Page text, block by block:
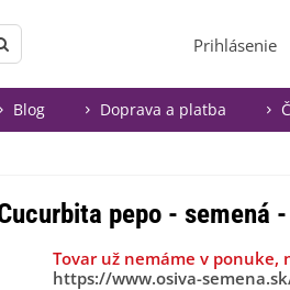
Prihlásenie
Blog Doprava a platba
pepo - semená
Tovar už nemáme v ponuke,
https://www.osiva-